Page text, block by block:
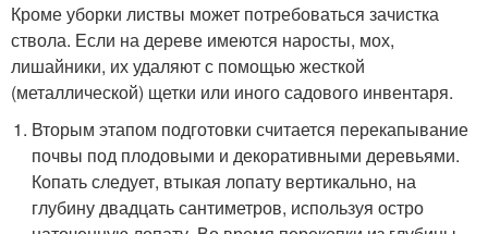
Кроме уборки листвы может потребоваться зачистка
ствола. Если на дереве имеются наросты, мох,
лишайники, их удаляют с помощью жесткой
(металлической) щетки или иного садового инвентаря.
Вторым этапом подготовки считается перекапывание
почвы под плодовыми и декоративными деревьями.
Копать следует, втыкая лопату вертикально, на
глубину двадцать сантиметров, используя остро